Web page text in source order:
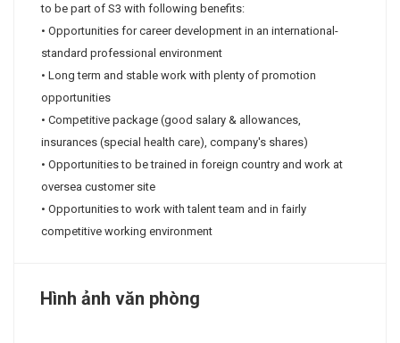
to be part of S3 with following benefits:
• Opportunities for career development in an international-
standard professional environment
• Long term and stable work with plenty of promotion
opportunities
• Competitive package (good salary & allowances,
insurances (special health care), company's shares)
• Opportunities to be trained in foreign country and work at
oversea customer site
• Opportunities to work with talent team and in fairly
competitive working environment
Hình ảnh văn phòng